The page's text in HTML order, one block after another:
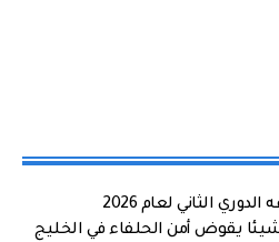
الثاني لعام 2026
يقوض أمن الحلفاء في الخليج